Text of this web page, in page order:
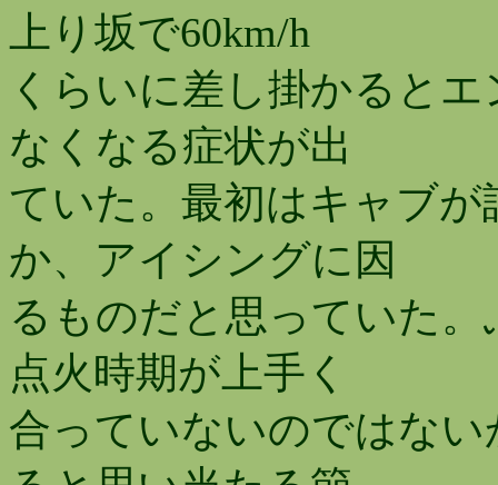
上り坂で60km/h
くらいに差し掛かると
なくなる症状が出
ていた。最初はキャブが
か、アイシングに因
るものだと思っていた
点火時期が上手く
合っていないのではない